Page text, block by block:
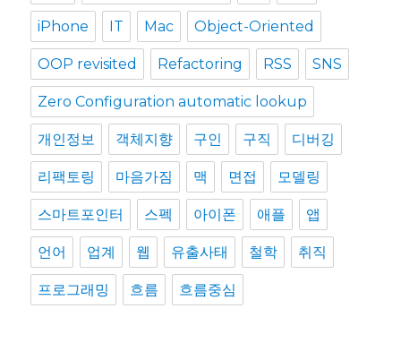
iPhone IT Mac Object-Oriented
OOP revisited Refactoring RSS SNS
Zero Configuration automatic lookup
개인정보 객체지향 구인 구직 디버깅
리팩토링 마음가짐 맥 면접 모델링
스마트포인터 스펙 아이폰 애플 앱
언어 업계 웹 유출사태 철학 취직
프로그래밍 흐름 흐름중심